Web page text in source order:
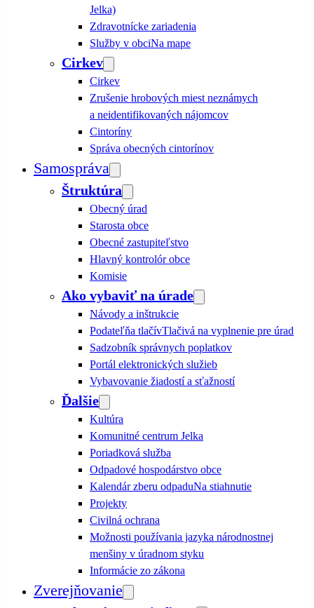
Jelka)
Zdravotnícke zariadenia
Služby v obciNa mape
Cirkev
Cirkev
Zrušenie hrobových miest neznámych
a neidentifikovaných nájomcov
Cintoríny
Správa obecných cintorínov
Samospráva
Štruktúra
Obecný úrad
Starosta obce
Obecné zastupiteľstvo
Hlavný kontrolór obce
Komisie
Ako vybaviť na úrade
Návody a inštrukcie
Podateľňa tlačívTlačivá na vyplnenie pre úrad
Sadzobník správnych poplatkov
Portál elektronických služieb
Vybavovanie žiadostí a sťažností
Ďalšie
Kultúra
Komunitné centrum Jelka
Poriadková služba
Odpadové hospodárstvo obce
Kalendár zberu odpaduNa stiahnutie
Projekty
Civilná ochrana
Možnosti používania jazyka národnostnej
menšiny v úradnom styku
Informácie zo zákona
Zverejňovanie